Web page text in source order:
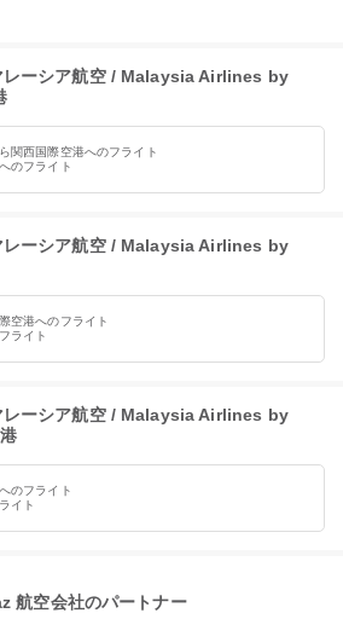
ーシア航空 / Malaysia Airlines by
関西国際空港へのフライト
のフライト
ーシア航空 / Malaysia Airlines by
空港へのフライト
ライト
ーシア航空 / Malaysia Airlines by
のフライト
イト
航空会社のパートナー